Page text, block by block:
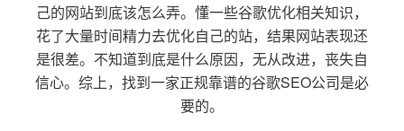
己的网站到底该怎么弄。懂一些谷歌优化相关知识，
花了大量时间精力去优化自己的站，结果网站表现还
是很差。不知道到底是什么原因，无从改进，丧失自
信心。综上，找到一家正规靠谱的谷歌SEO公司是必
要的。